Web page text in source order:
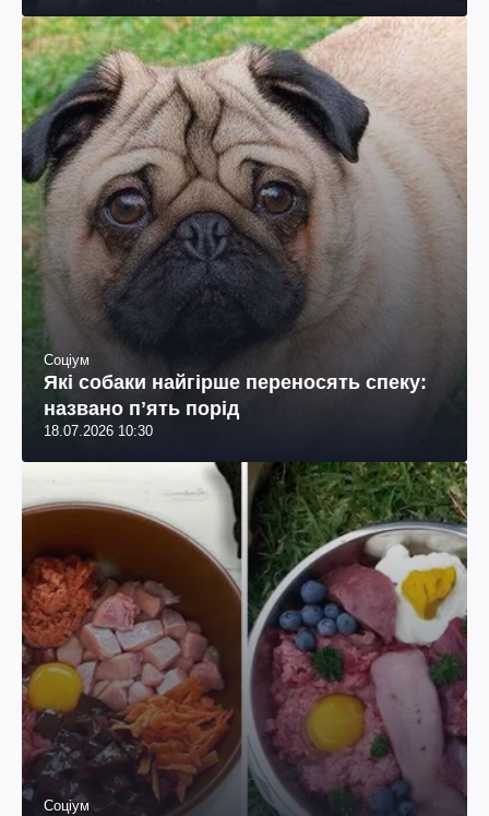
Соціум
Які собаки найгірше переносять спеку:
названо пʼять порід
18.07.2026 10:30
Соціум